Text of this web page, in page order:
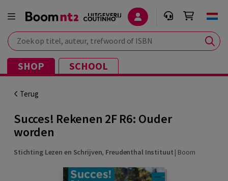
Zoek op titel, auteur, trefwoord of ISBN
SHOP SCHOOL
Terug
Succes! Rekenen 2F R6: Ouder
worden
Stichting Lezen en Schrijven, Freudenthal Instituut | Boom